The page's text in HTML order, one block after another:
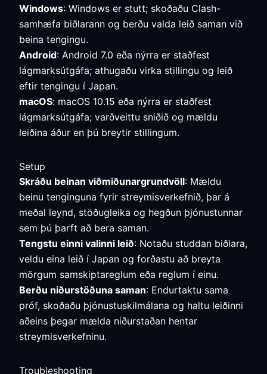
Windows: Windows er stutt; skoðaðu Clash-
samhæfa biðlarann og berðu valda leið saman við
beina tengingu.
Android: Android 7.0 eða nýrra er staðfest
lágmarksútgáfa; athugaðu virka stillingu og leið
eftir tengingu í Japan.
macOS: macOS 10.15 eða nýrra er staðfest
lágmarksútgáfa; varðveittu sniðið og mældu
leiðina áður en þú breytir stillingum.
Setup
Skráðu beinan viðmiðunargrundvöll: Mældu
beinu tenginguna fyrir streymisverkefnið, þar á
meðal leynd, stöðugleika og hegðun þjónustunnar
sem þú þarft að bera saman.
Tengstu einni valinni leið: Notaðu studdan biðlara,
veldu eina leið í Japan og forðastu að breyta
mörgum samskiptareglum eða reglum í einu.
Berðu niðurstöðuna saman: Endurtaktu sama
próf, skoðaðu þjónustuskilmálana og haltu leiðinni
aðeins þegar mælda niðurstaðan hentar
streymisverkefninu.
Troubleshooting